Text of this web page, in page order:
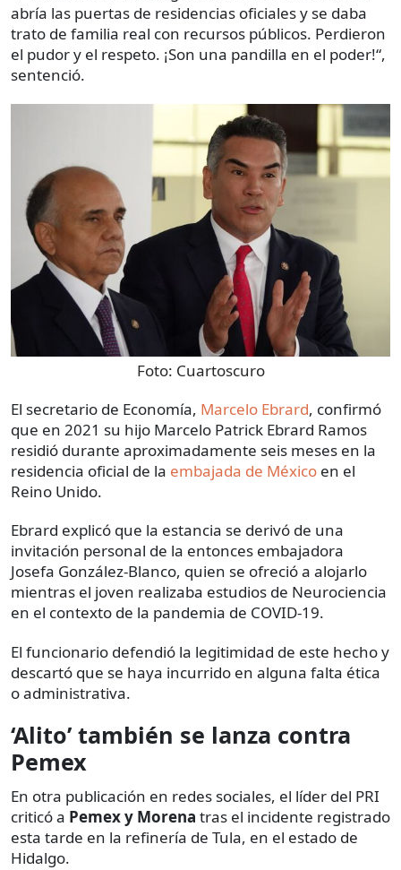
abría las puertas de residencias oficiales y se daba
trato de familia real con recursos públicos. Perdieron
el pudor y el respeto. ¡Son una pandilla en el poder!“,
sentenció.
Foto: Cuartoscuro
El secretario de Economía, Marcelo Ebrard, confirmó
que en 2021 su hijo Marcelo Patrick Ebrard Ramos
residió durante aproximadamente seis meses en la
residencia oficial de la embajada de México en el
Reino Unido.
Ebrard explicó que la estancia se derivó de una
invitación personal de la entonces embajadora
Josefa González-Blanco, quien se ofreció a alojarlo
mientras el joven realizaba estudios de Neurociencia
en el contexto de la pandemia de COVID-19.
El funcionario defendió la legitimidad de este hecho y
descartó que se haya incurrido en alguna falta ética
o administrativa.
‘Alito’ también se lanza contra
Pemex
En otra publicación en redes sociales, el líder del PRI
criticó a Pemex y Morena tras el incidente registrado
esta tarde en la refinería de Tula, en el estado de
Hidalgo.